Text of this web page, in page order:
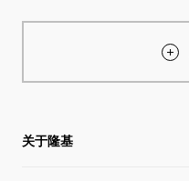
关于隆基